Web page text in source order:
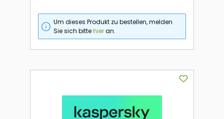
Um dieses Produkt zu bestellen, melden
Sie sich bittehieran.